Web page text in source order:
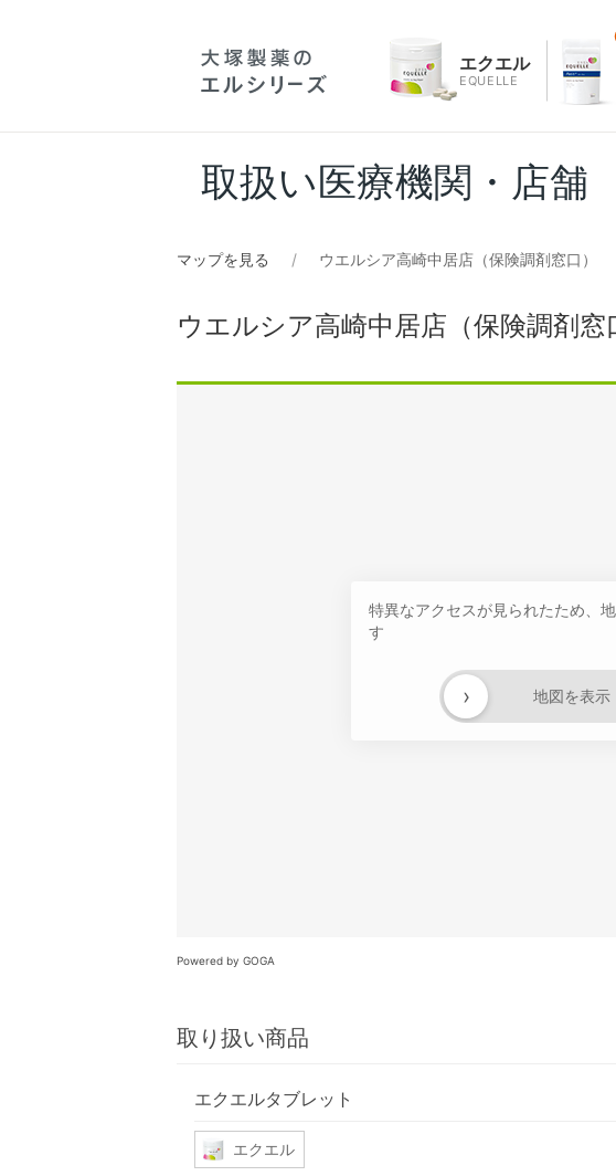
エクエル
EQUELLE
取扱い医療機関・店舗
マップを見る ウエルシア高崎中居店（保険調剤窓口）
ウエルシア高崎中居店（保険調剤窓
特異なアクセスが見られたため、
す
地図を表示
›
Powered by GOGA
取り扱い商品
エクエルタブレット
エクエル